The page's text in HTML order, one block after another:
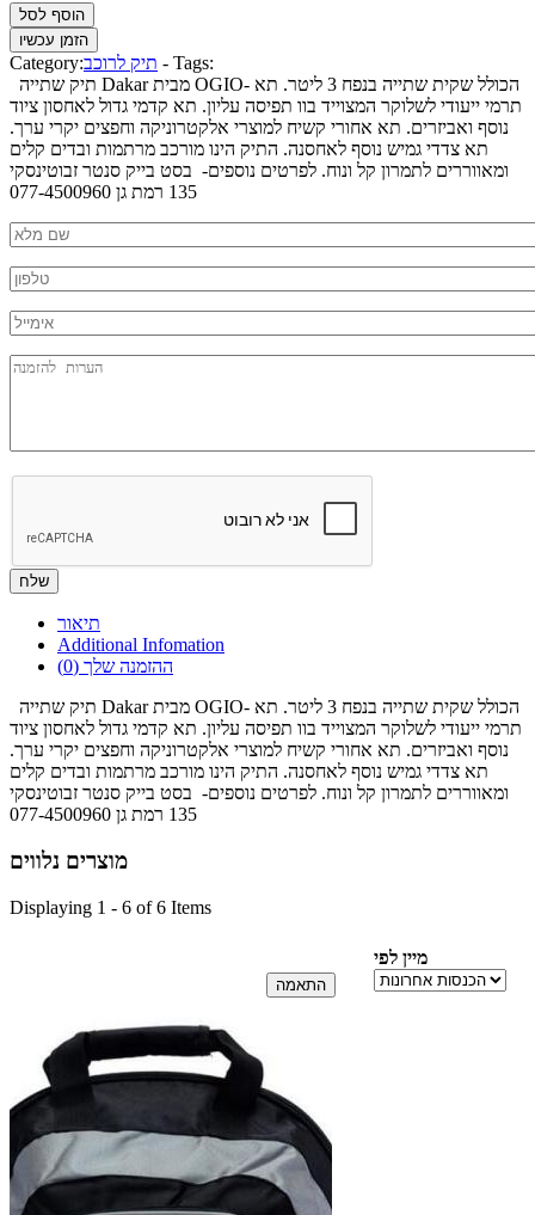
Category:תיק לרוכב - Tags:
תרמי ייעודי לשלוקר המצוייד בוו תפיסה עליון. תא קדמי גדול לאחסון ציוד
נוסף ואביזרים. תא אחורי קשיח למוצרי אלקטרוניקה וחפצים יקרי ערך.
תא צדדי גמיש נוסף לאחסנה. התיק הינו מורכב מרתמות ובדים קלים
ומאווררים לתמרון קל ונוח. לפרטים נוספים- בסט בייק סנטר זבוטינסקי
Nm *
Phone
mail
Message
תיאור
Additional Infomation
ההזמנה שלך (0)
תרמי ייעודי לשלוקר המצוייד בוו תפיסה עליון. תא קדמי גדול לאחסון ציוד
נוסף ואביזרים. תא אחורי קשיח למוצרי אלקטרוניקה וחפצים יקרי ערך.
תא צדדי גמיש נוסף לאחסנה. התיק הינו מורכב מרתמות ובדים קלים
ומאווררים לתמרון קל ונוח. לפרטים נוספים- בסט בייק סנטר זבוטינסקי
מוצרים נלווים
Displaying 1 - 6 of 6 Items
מיין לפי